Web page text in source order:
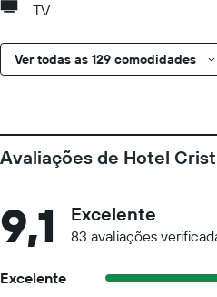
TV
Ver todas as 129 comodidades
Avaliações de Hotel
9,1 Excelente
83 avaliações
Excelente